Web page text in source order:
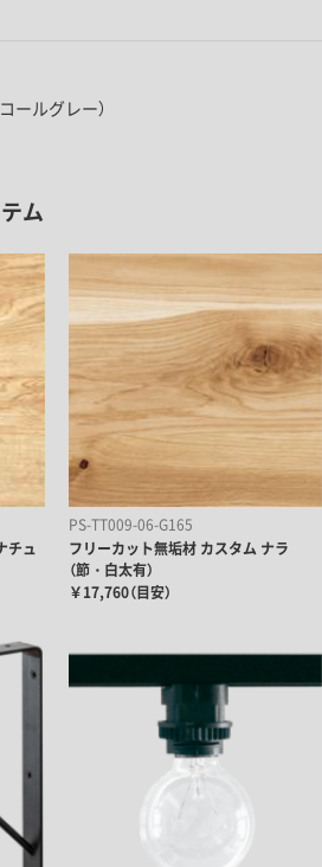
ールグレー）
ム
チュ
PS-TT009-06-G165
フリーカット無垢材 カスタム ナラ
（節・白太有）
￥17,760（目安）